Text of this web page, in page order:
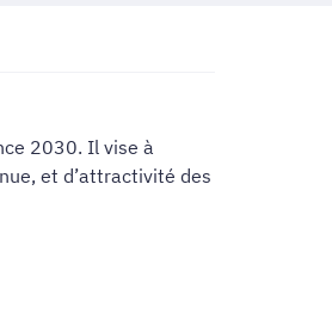
2030. Il vise à
et d’attractivité des